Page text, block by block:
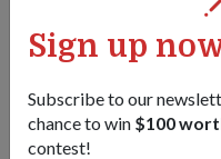
Sign up
Subscribe to our
chance to win $100
contest!